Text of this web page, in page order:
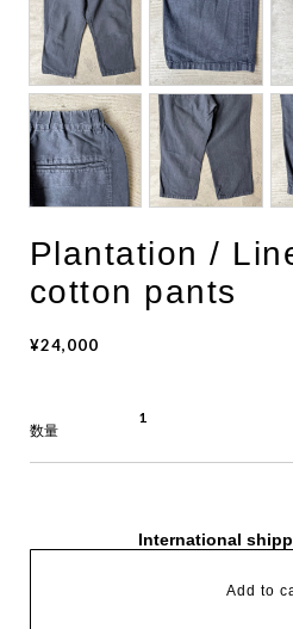
Plantation /
cotton pants
¥24,000
数量
International
Add to